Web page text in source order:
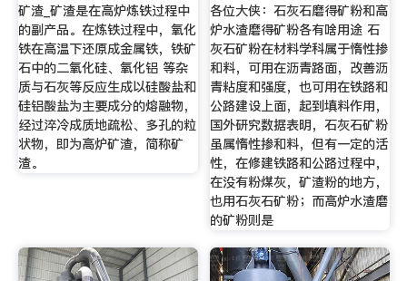
矿渣_矿渣是在高炉炼铁过程中
的副产品。在炼铁过程中，氧化
铁在高温下还原成金属铁，铁矿
石中的二氧化硅、氧化铝 等杂
质与石灰等反应生成以硅酸盐和
硅铝酸盐为主要成分的熔融物，
经过淬冷成质地疏松、多孔的粒
状物，即为高炉矿渣，简称矿
渣。
各位大侠：石灰石磨得矿粉和高
炉水渣磨得矿粉各有啥用途 石
灰石矿粉在材料学科属于惰性掺
和料，可用在沥青路面，改善沥
青粘度和强度，也可用在铁路和
公路建设上面，起到填料作用，
国外研究数据表明，石灰石矿粉
虽属惰性掺和料，但有一定的活
性，在修建铁路和公路过程中，
在没有粉煤灰，矿渣粉的地方，
也用石灰石矿粉；而高炉水渣磨
的矿粉则是